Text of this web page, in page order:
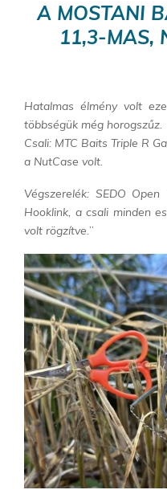
A MOSTANI
11,3-MAS,
Hatalmas élmény volt
többségük még horogszűz.
Csali: MTC Baits Triple R
a NutCase volt.
Végszerelék: SEDO
Hooklink, a csali minden
volt rögzítve.”